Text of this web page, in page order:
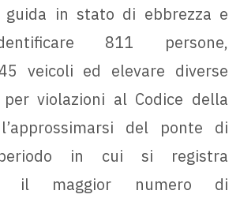
in stato di ebbrezza e
811 persone,
veicoli ed elevare diverse
violazioni al Codice della
del ponte di
in cui si registra
il maggior numero di